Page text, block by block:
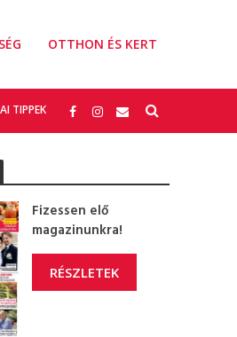
OTTHON ÉS KERT
TIPPEK
Fizessen elő
magazinunkra!
RÉSZLETEK